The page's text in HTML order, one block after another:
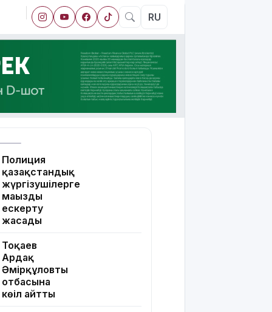
RU
Полиция
қазақстандық
жүргізушілерге
маңызды
ескерту
жасады
Тоқаев
Ардақ
Әмірқұловтың
отбасына
көңіл айтты